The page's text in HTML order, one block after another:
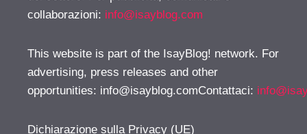
collaborazioni: info@isayblog.com
This website is part of the IsayBlog! network. For
advertising, press releases and other
opportunities: info@isayblog.comContattaci:
Dichiarazione sulla Privacy (UE)